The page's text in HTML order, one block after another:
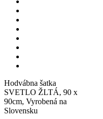
Hodvábna šatka
SVETLO ŽLTÁ, 90 x
90cm, Vyrobená na
Slovensku